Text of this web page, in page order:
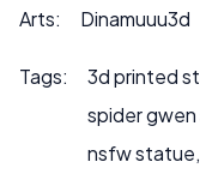
dipingiamo il
Arts: Dinamuuu3d
Tags: 3d printed
spider
nsfw statue,